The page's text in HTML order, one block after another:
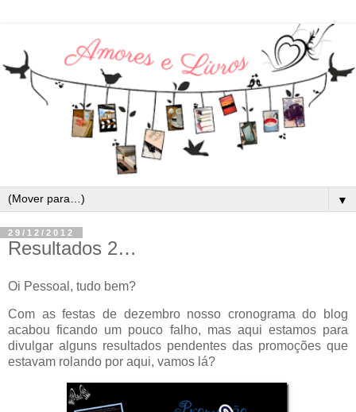
▼
29/12/2012
Resultados 2…
Oi Pessoal, tudo bem?
Com as festas de dezembro nosso cronograma do blog
acabou ficando um pouco falho, mas aqui estamos para
divulgar alguns resultados pendentes das promoções que
estavam rolando por aqui, vamos lá?